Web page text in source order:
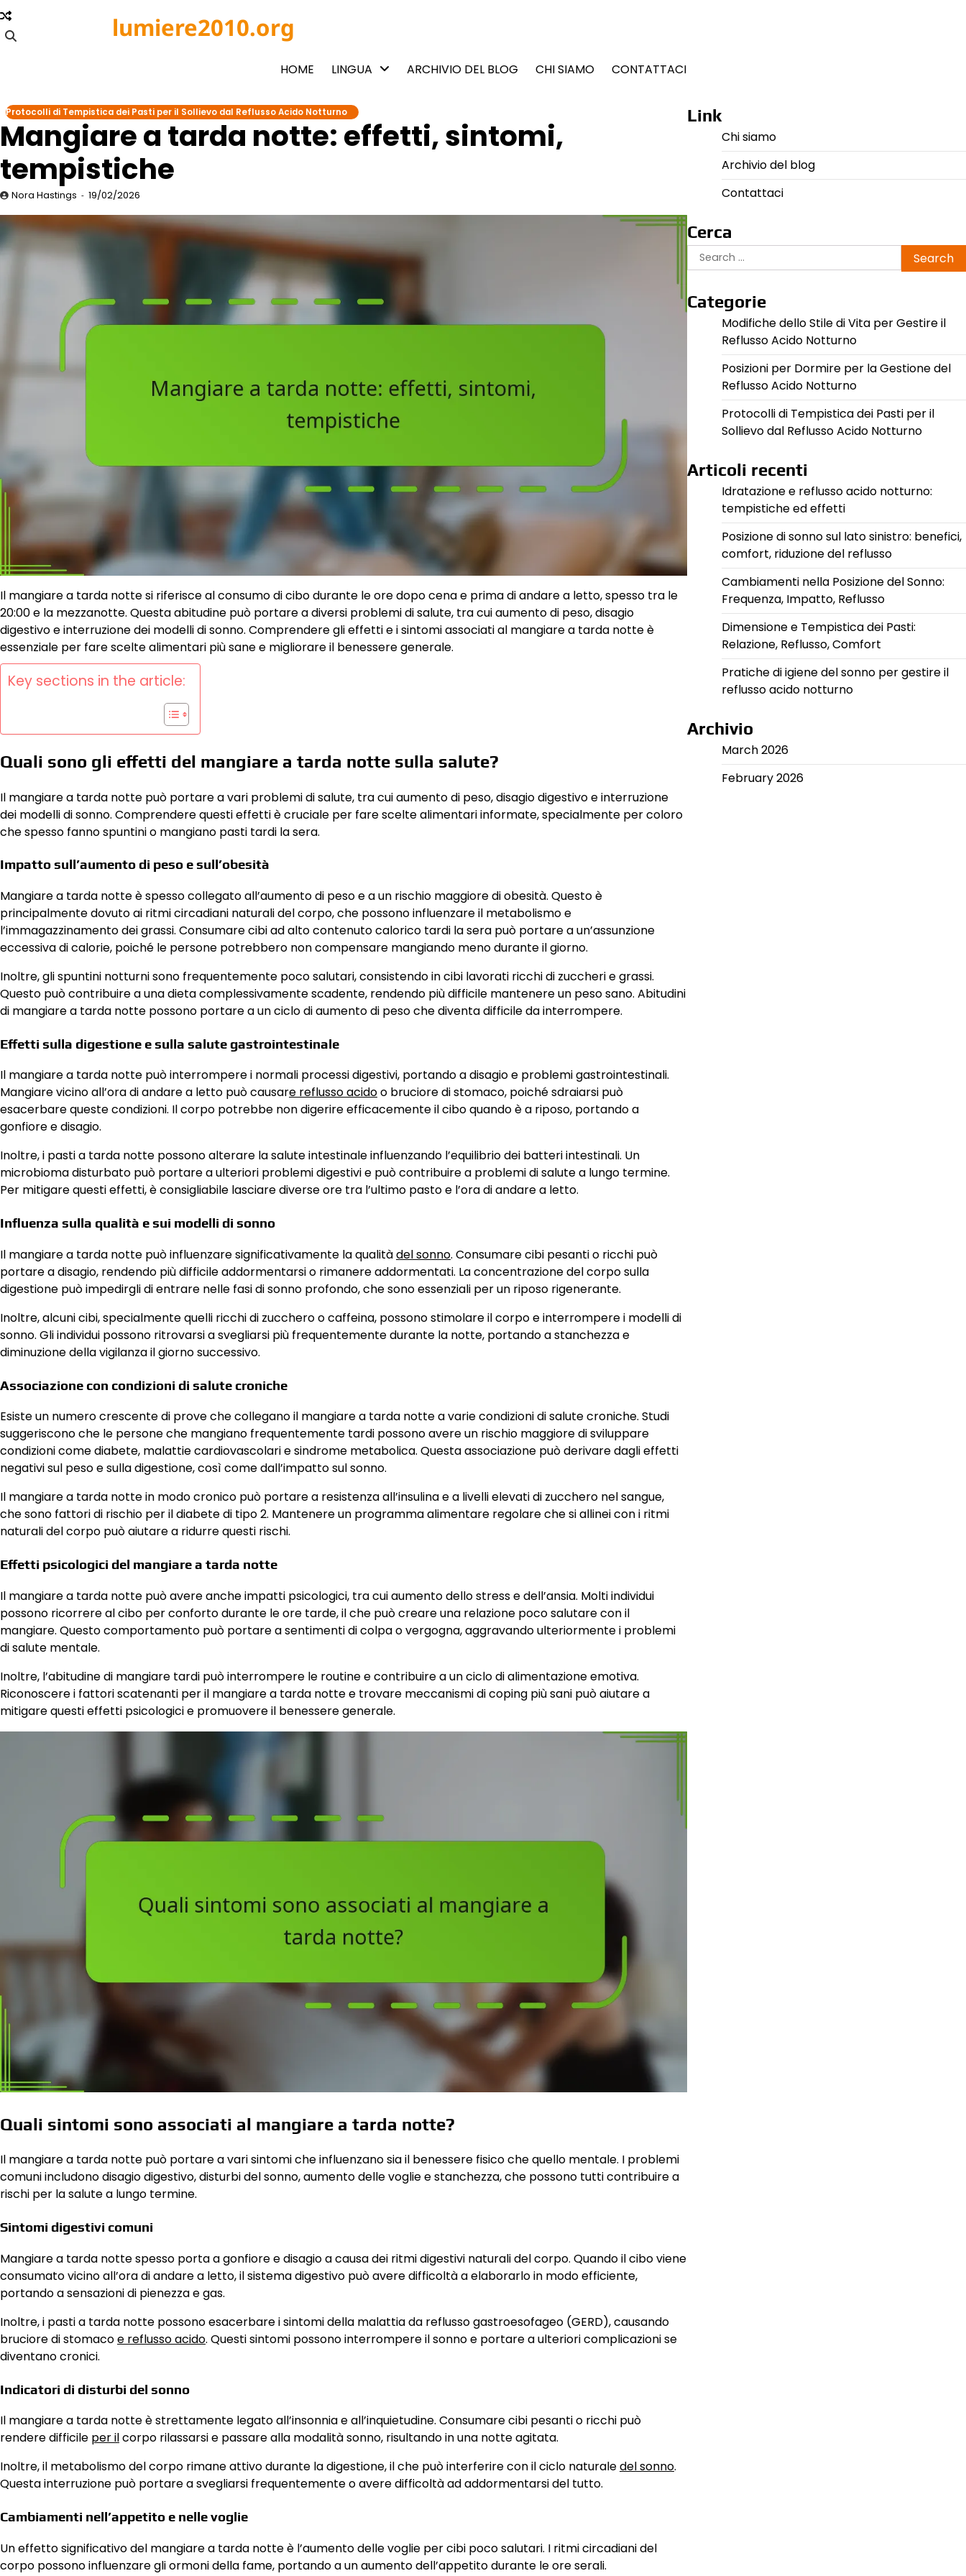
Skip
to
content
lumiere2010.org
HOME LINGUA ARCHIVIO DEL BLOG CHI SIAMO CONTATTACI
Protocolli di Tempistica dei Pasti per il Sollievo dal Reflusso Acido Notturno
Mangiare a tarda notte: effetti, sintomi,
tempistiche
Nora Hastings 19/02/2026
Il mangiare a tarda notte si riferisce al consumo di cibo durante le ore dopo cena e prima di andare a letto, spesso tra le
20:00 e la mezzanotte. Questa abitudine può portare a diversi problemi di salute, tra cui aumento di peso, disagio
digestivo e interruzione dei modelli di sonno. Comprendere gli effetti e i sintomi associati al mangiare a tarda notte è
essenziale per fare scelte alimentari più sane e migliorare il benessere generale.
Key sections in the article:
Quali sono gli effetti del mangiare a tarda notte sulla salute?
Il mangiare a tarda notte può portare a vari problemi di salute, tra cui aumento di peso, disagio digestivo e interruzione
dei modelli di sonno. Comprendere questi effetti è cruciale per fare scelte alimentari informate, specialmente per coloro
che spesso fanno spuntini o mangiano pasti tardi la sera.
Impatto sull’aumento di peso e sull’obesità
Mangiare a tarda notte è spesso collegato all’aumento di peso e a un rischio maggiore di obesità. Questo è
principalmente dovuto ai ritmi circadiani naturali del corpo, che possono influenzare il metabolismo e
l’immagazzinamento dei grassi. Consumare cibi ad alto contenuto calorico tardi la sera può portare a un’assunzione
eccessiva di calorie, poiché le persone potrebbero non compensare mangiando meno durante il giorno.
Inoltre, gli spuntini notturni sono frequentemente poco salutari, consistendo in cibi lavorati ricchi di zuccheri e grassi.
Questo può contribuire a una dieta complessivamente scadente, rendendo più difficile mantenere un peso sano. Abitudini
di mangiare a tarda notte possono portare a un ciclo di aumento di peso che diventa difficile da interrompere.
Effetti sulla digestione e sulla salute gastrointestinale
Il mangiare a tarda notte può interrompere i normali processi digestivi, portando a disagio e problemi gastrointestinali.
Mangiare vicino all’ora di andare a letto può causare reflusso acidoo bruciore di stomaco, poiché sdraiarsi può
esacerbare queste condizioni. Il corpo potrebbe non digerire efficacemente il cibo quando è a riposo, portando a
gonfiore e disagio.
Inoltre, i pasti a tarda notte possono alterare la salute intestinale influenzando l’equilibrio dei batteri intestinali. Un
microbioma disturbato può portare a ulteriori problemi digestivi e può contribuire a problemi di salute a lungo termine.
Per mitigare questi effetti, è consigliabile lasciare diverse ore tra l’ultimo pasto e l’ora di andare a letto.
Influenza sulla qualità e sui modelli di sonno
Il mangiare a tarda notte può influenzare significativamente la qualitàdel sonno. Consumare cibi pesanti o ricchi può
portare a disagio, rendendo più difficile addormentarsi o rimanere addormentati. La concentrazione del corpo sulla
digestione può impedirgli di entrare nelle fasi di sonno profondo, che sono essenziali per un riposo rigenerante.
Inoltre, alcuni cibi, specialmente quelli ricchi di zucchero o caffeina, possono stimolare il corpo e interrompere i modelli di
sonno. Gli individui possono ritrovarsi a svegliarsi più frequentemente durante la notte, portando a stanchezza e
diminuzione della vigilanza il giorno successivo.
Associazione con condizioni di salute croniche
Esiste un numero crescente di prove che collegano il mangiare a tarda notte a varie condizioni di salute croniche. Studi
suggeriscono che le persone che mangiano frequentemente tardi possono avere un rischio maggiore di sviluppare
condizioni come diabete, malattie cardiovascolari e sindrome metabolica. Questa associazione può derivare dagli effetti
negativi sul peso e sulla digestione, così come dall’impatto sul sonno.
Il mangiare a tarda notte in modo cronico può portare a resistenza all’insulina e a livelli elevati di zucchero nel sangue,
che sono fattori di rischio per il diabete di tipo 2. Mantenere un programma alimentare regolare che si allinei con i ritmi
naturali del corpo può aiutare a ridurre questi rischi.
Effetti psicologici del mangiare a tarda notte
Il mangiare a tarda notte può avere anche impatti psicologici, tra cui aumento dello stress e dell’ansia. Molti individui
possono ricorrere al cibo per conforto durante le ore tarde, il che può creare una relazione poco salutare con il
mangiare. Questo comportamento può portare a sentimenti di colpa o vergogna, aggravando ulteriormente i problemi
di salute mentale.
Inoltre, l’abitudine di mangiare tardi può interrompere le routine e contribuire a un ciclo di alimentazione emotiva.
Riconoscere i fattori scatenanti per il mangiare a tarda notte e trovare meccanismi di coping più sani può aiutare a
mitigare questi effetti psicologici e promuovere il benessere generale.
Quali sintomi sono associati al mangiare a tarda notte?
Il mangiare a tarda notte può portare a vari sintomi che influenzano sia il benessere fisico che quello mentale. I problemi
comuni includono disagio digestivo, disturbi del sonno, aumento delle voglie e stanchezza, che possono tutti contribuire a
rischi per la salute a lungo termine.
Sintomi digestivi comuni
Mangiare a tarda notte spesso porta a gonfiore e disagio a causa dei ritmi digestivi naturali del corpo. Quando il cibo viene
consumato vicino all’ora di andare a letto, il sistema digestivo può avere difficoltà a elaborarlo in modo efficiente,
portando a sensazioni di pienezza e gas.
Inoltre, i pasti a tarda notte possono esacerbare i sintomi della malattia da reflusso gastroesofageo (GERD), causando
bruciore di stomacoe reflusso acido. Questi sintomi possono interrompere il sonno e portare a ulteriori complicazioni se
diventano cronici.
Indicatori di disturbi del sonno
Il mangiare a tarda notte è strettamente legato all’insonnia e all’inquietudine. Consumare cibi pesanti o ricchi può
rendere difficile per ilcorpo rilassarsi e passare alla modalità sonno, risultando in una notte agitata.
Inoltre, il metabolismo del corpo rimane attivo durante la digestione, il che può interferire con il ciclo naturaledel sonno.
Questa interruzione può portare a svegliarsi frequentemente o avere difficoltà ad addormentarsi del tutto.
Cambiamenti nell’appetito e nelle voglie
Un effetto significativo del mangiare a tarda notte è l’aumento delle voglie per cibi poco salutari. I ritmi circadiani del
corpo possono influenzare gli ormoni della fame, portando a un aumento dell’appetito durante le ore serali.
Link
Chi siamo
Archivio del blog
Contattaci
Cerca
Search
for:
Categorie
Modifiche dello Stile di Vita per Gestire il
Reflusso Acido Notturno
Posizioni per Dormire per la Gestione del
Reflusso Acido Notturno
Protocolli di Tempistica dei Pasti per il
Sollievo dal Reflusso Acido Notturno
Articoli recenti
Idratazione e reflusso acido notturno:
tempistiche ed effetti
Posizione di sonno sul lato sinistro: benefici,
comfort, riduzione del reflusso
Cambiamenti nella Posizione del Sonno:
Frequenza, Impatto, Reflusso
Dimensione e Tempistica dei Pasti:
Relazione, Reflusso, Comfort
Pratiche di igiene del sonno per gestire il
reflusso acido notturno
Archivio
March 2026
February 2026